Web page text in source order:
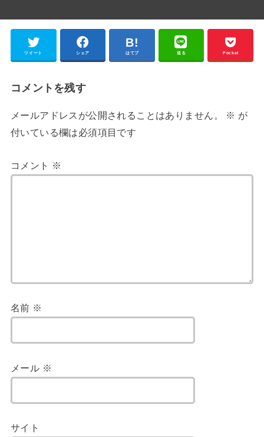
ツイート シェア はてブ 送る Pocket
コメントを残す
メールアドレスが公開されることはありません。 ※ が
付いている欄は必須項目です
コメント ※
名前 ※
メール ※
サイト